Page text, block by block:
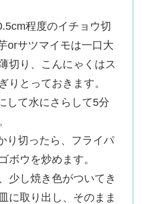
程度のイチョウ切
orサツマイモは一口大
切り、こんにゃくはス
りとっておきます。
して水にさらして5分
り切ったら、フライパ
ボウを炒めます。
少し焼き色がついてき
に取り出し、そのまま